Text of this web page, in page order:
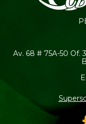
Av. 68 # 75A-50 Of.